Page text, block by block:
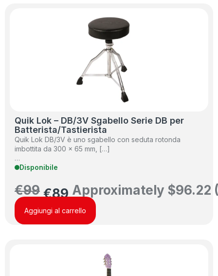
Quik Lok – DB/3V Sgabello Serie DB per
Batterista/Tastierista
Quik Lok DB/3V è uno sgabello con seduta rotonda
imbottita da 300 x 65 mm, […]
…
Disponibile
€99 €89 Approximately $96.22
Aggiungi al carrello